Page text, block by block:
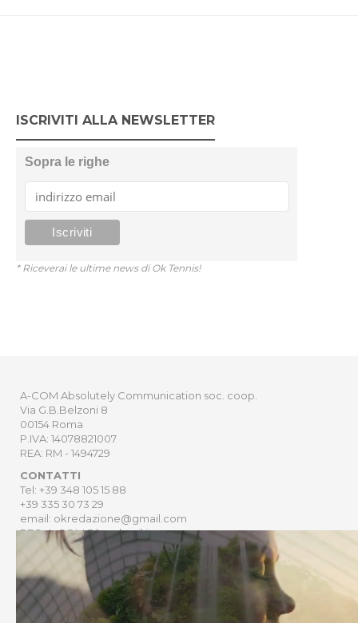
ISCRIVITI ALLA NEWSLETTER
Sopra le righe
* Riceverai le ultime news di Ok Tennis!
A-COM Absolutely Communication soc. coop.
Via G.B.Belzoni 8
00154 Roma
P.IVA: 14078821007
REA: RM - 1494729
CONTATTI
Tel: +39 348 105 15 88
+39 335 30 73 29
email: okredazione@gmail.com
PEC: A-COM@legalmail.it
CONTATTI E PUBBLICITÀ
HOME
NEWSLETTER
ORDER
PRIVACY POLICY